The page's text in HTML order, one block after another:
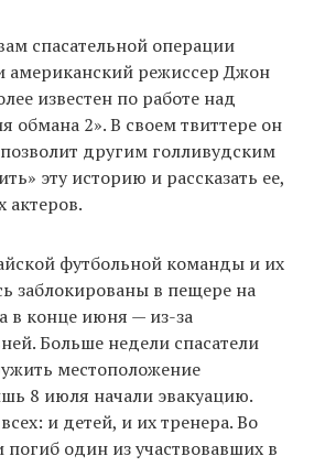
спасательной операции
американский режиссер Джон
известен по работе над
обмана 2». В своем твиттере он
другим голливудским
эту историю и рассказать ее,
актеров.
футбольной команды и их
заблокированы в пещере на
в конце июня — из-за
Больше недели спасатели
местоположение
8 июля начали эвакуацию.
и детей, и их тренера. Во
один из участвовавших в